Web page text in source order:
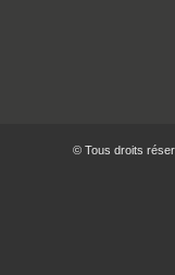
© Tous droits